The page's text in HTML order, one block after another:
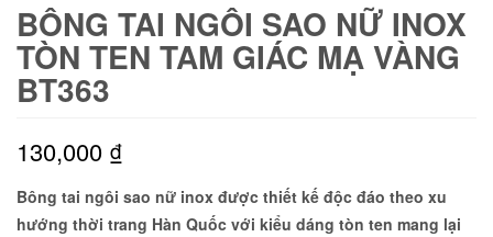
BÔNG TAI NGÔI SAO NỮ INOX
TÒN TEN TAM GIÁC MẠ VÀNG
BT363
130,000 ₫
Bông tai ngôi sao nữ inox được thiết kế độc đáo theo xu
hướng thời trang Hàn Quốc với kiểu dáng tòn ten mang lại